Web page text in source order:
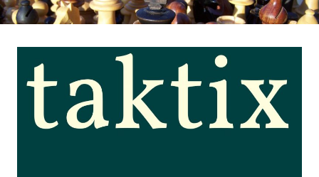
Inhalt
springen